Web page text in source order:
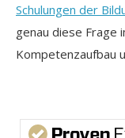
Schulungen der
genau diese Frage
Kompetenzaufbau